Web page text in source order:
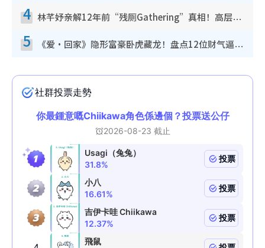
4 林芊妤亲解12年前“残厕Gathering”真相！高层解约一句话重创尊严，至今拒返TVB
5 《爱·回家》隐形富豪卧虎藏龙！盘点12位财气逼人的有钱艺人：这位美女3亿身家不愁做